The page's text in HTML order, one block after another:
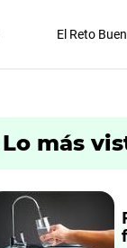
El Reto
Lo más